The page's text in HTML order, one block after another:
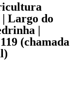
Largo do
|
(chamada